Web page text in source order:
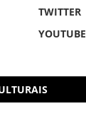
TWITTER
YOUTUBE